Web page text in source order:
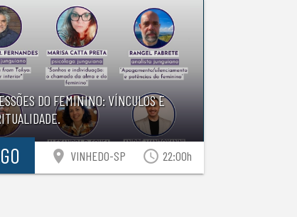
DO FEMININO: VÍNCULOS E
location_on VINHEDO-SP access_time 22:00h